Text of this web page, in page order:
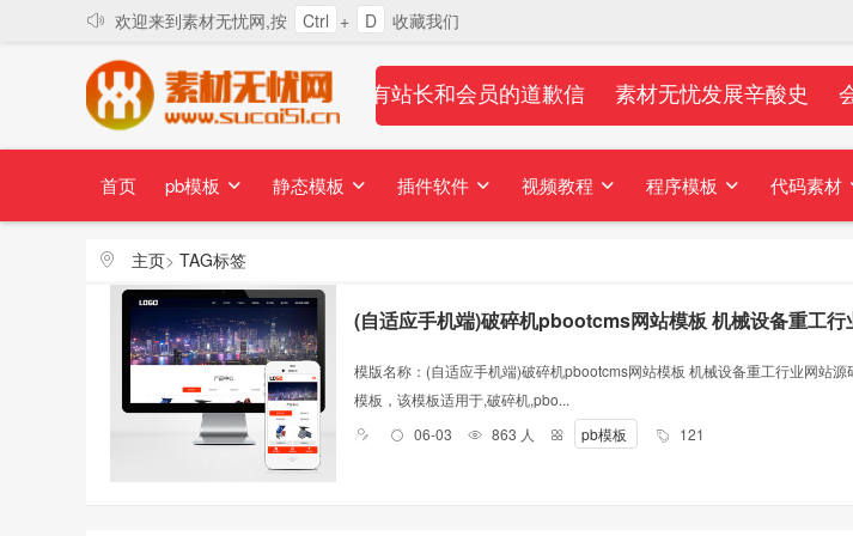
欢迎来到素材无忧网,按 Ctrl + D 收藏我们
素材无忧对所有站长和会员的道歉信 素材无忧发展辛酸史
首页 pb模板 静态模板 插件软件 视频教程 程序模板 代码素材
主页> TAG标签
(自适应手机端)破碎机pbootcms网站模板 机械设备重工行
模版名称：(自适应手机端)破碎机pbootcms网站模板 机械设备重工行业网站
模板，该模板适用于,破碎机,pbo...
06-03
863 人 pb模板 121